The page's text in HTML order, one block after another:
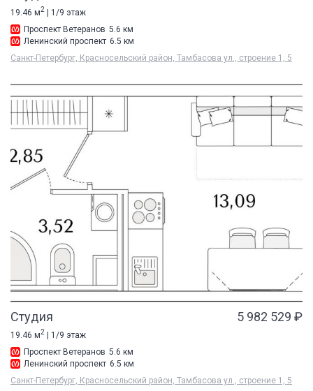
19.46 м2 | 1/9 этаж
Проспект Ветеранов 5.6 км
Ленинский проспект 6.5 км
Санкт-Петербург, Красносельский район, Тамбасова ул., строение 1, 5
Студия 5 982 529 ₽
19.46 м2
| 1/9 этаж
Проспект Ветеранов 5.6 км
Ленинский проспект 6.5 км
Санкт-Петербург, Красносельский район, Тамбасова ул., строение 1, 5